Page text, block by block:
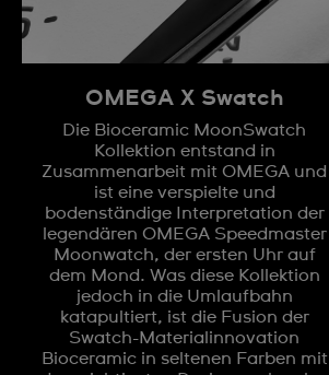
OMEGA X Swatch
Die Bioceramic MoonSwatch
Kollektion entstand in
Zusammenarbeit mit OMEGA und
ist eine verspielte und
bodenständige Interpretation der
legendären OMEGA Speedmaster
Moonwatch, der ersten Uhr auf
dem Mond. Was diese Kollektion
jedoch in die Umlaufbahn
katapultiert, ist die Fusion der
Swatch-Materialinnovation
Bioceramic in seltenen Farben mit